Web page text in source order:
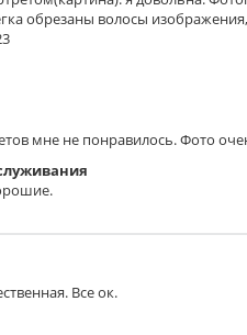
обрезаны волосы
мне не понравилось. Фото
Все ок.